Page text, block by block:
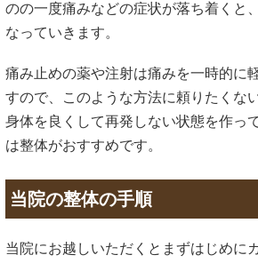
のの一度痛みなどの症状が落ち着くと
なっていきます。
痛み止めの薬や注射は痛みを一時的に
すので、このような方法に頼りたくな
身体を良くして再発しない状態を作っ
は整体がおすすめです。
当院の整体の手順
当院にお越しいただくとまずはじめに